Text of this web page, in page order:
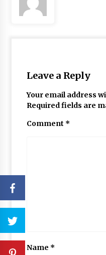
Leave a Reply
Your email address
Required fields are
Comment *
Name *